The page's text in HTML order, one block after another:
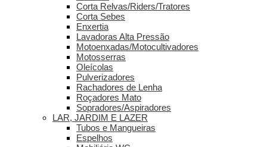
Corta Relvas/Riders/Tratores
Corta Sebes
Enxertia
Lavadoras Alta Pressão
Motoenxadas/Motocultivadores
Motosserras
Oleícolas
Pulverizadores
Rachadores de Lenha
Roçadores Mato
Sopradores/Aspiradores
LAR, JARDIM E LAZER
Tubos e Mangueiras
Espelhos